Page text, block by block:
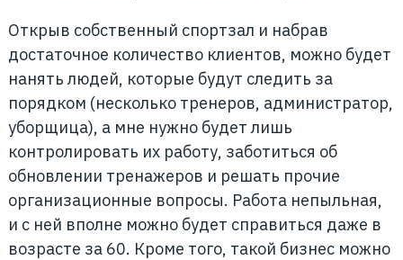
Открыв собственный спортзал и набрав
достаточное количество клиентов, можно будет
нанять людей, которые будут следить за
порядком (несколько тренеров, администратор,
уборщица), а мне нужно будет лишь
контролировать их работу, заботиться об
обновлении тренажеров и решать прочие
организационные вопросы. Работа непыльная,
и с ней вполне можно будет справиться даже в
возрасте за 60. Кроме того, такой бизнес можно